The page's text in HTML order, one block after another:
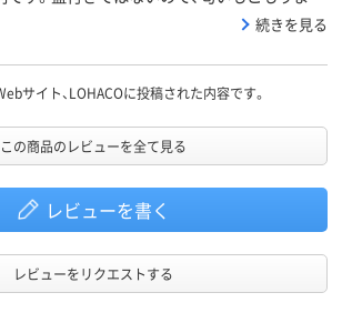
ありますが、買って良かったと、大変喜んでい
続きを見る
サイト、LOHACOに投稿された内容です。
この商品のレビューを全て見る
レビューを書く
レビューをリクエストする